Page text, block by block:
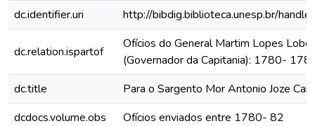
dc.identifier.uri
http://bibdig.biblioteca.unesp.br/
dc.relation.ispartof
Ofícios do General Martim Lopes Lobo
(Governador da Capitania): 1780-
dc.title
Para o Sargento Mor Antonio Joze
dcdocs.volume.obs
Ofícios enviados entre 1780- 82